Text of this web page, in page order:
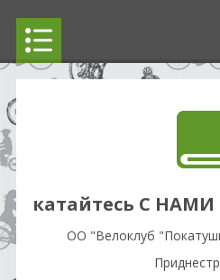
катайтесь С НАМИ
OO "Велоклуб